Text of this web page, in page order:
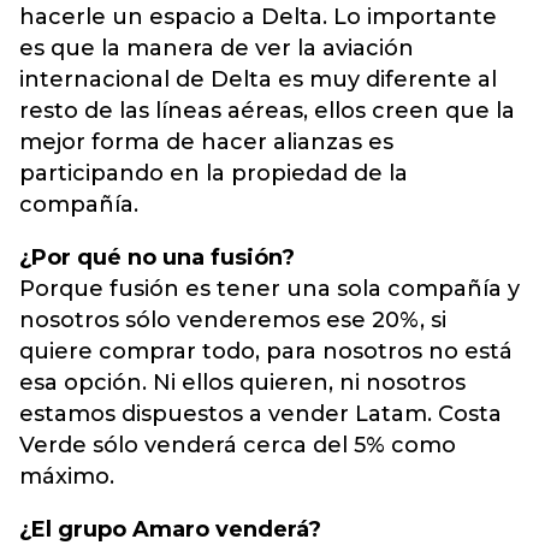
hacerle un espacio a Delta. Lo importante
es que la manera de ver la aviación
internacional de Delta es muy diferente al
resto de las líneas aéreas, ellos creen que la
mejor forma de hacer alianzas es
participando en la propiedad de la
compañía.
¿Por qué no una fusión?
Porque fusión es tener una sola compañía y
nosotros sólo venderemos ese 20%, si
quiere comprar todo, para nosotros no está
esa opción. Ni ellos quieren, ni nosotros
estamos dispuestos a vender Latam. Costa
Verde sólo venderá cerca del 5% como
máximo.
¿El grupo Amaro venderá?